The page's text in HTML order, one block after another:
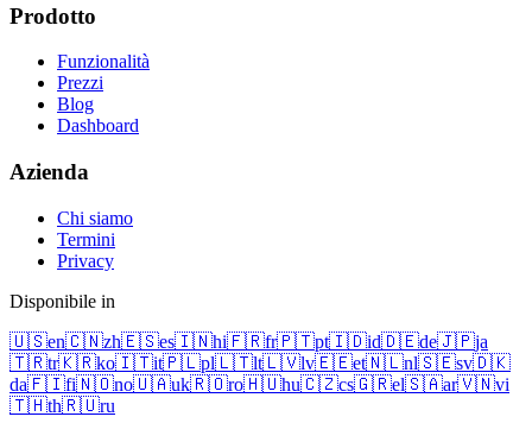
Prodotto
Funzionalità
Prezzi
Blog
Dashboard
Azienda
Chi siamo
Termini
Privacy
Disponibile in
🇺🇸en🇨🇳zh🇪🇸es🇮🇳hi🇫🇷fr🇵🇹pt🇮🇩id🇩🇪de🇯🇵ja
🇹🇷tr🇰🇷ko🇮🇹it🇵🇱pl🇱🇹lt🇱🇻lv🇪🇪et🇳🇱nl🇸🇪sv🇩🇰
da🇫🇮fi🇳🇴no🇺🇦uk🇷🇴ro🇭🇺hu🇨🇿cs🇬🇷el🇸🇦ar🇻🇳vi
🇹🇭th🇷🇺ru